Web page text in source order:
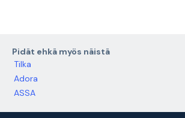
Pidät ehkä myös näistä
Tilka
Adora
ASSA